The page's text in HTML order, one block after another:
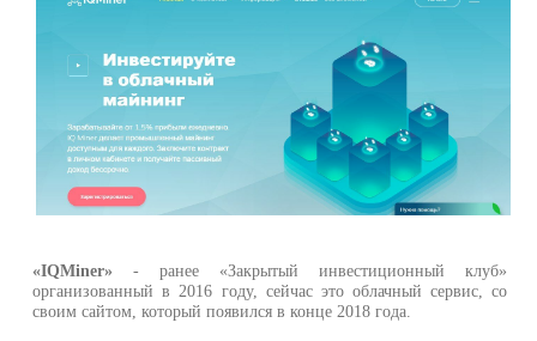
«IQMiner» - ранее «Закрытый инвестиционный клуб»
организованный в 2016 году, сейчас это облачный сервис, со
своим сайтом, который появился в конце 2018 года.